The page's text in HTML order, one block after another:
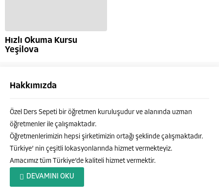
Hızlı Okuma Kursu
Yeşilova
Hakkımızda
Özel Ders Sepeti bir öğretmen kuruluşudur ve alanında uzman
öğretmenler ile çalışmaktadır.
Öğretmenlerimizin hepsi şirketimizin ortağı şeklinde çalışmaktadır.
Türkiye’ nin çeşitli lokasyonlarında hizmet vermekteyiz.
Amacımız tüm Türkiye’de kaliteli hizmet vermektir.
DEVAMINI OKU
Özel Ders Sepeti